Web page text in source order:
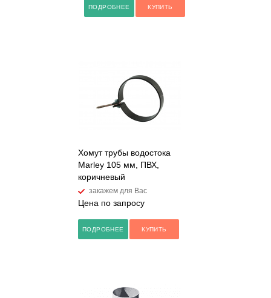
ПОДРОБНЕЕ КУПИТЬ
Хомут трубы водостока
Marley 105 мм, ПВХ,
коричневый
закажем для Вас
Цена по запросу
ПОДРОБНЕЕ КУПИТЬ